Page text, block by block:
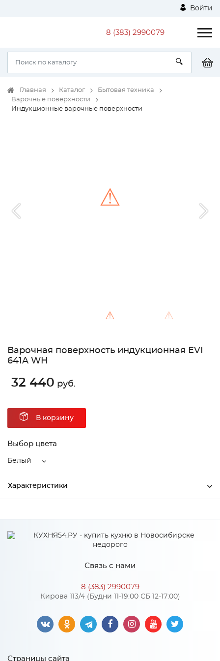
Войти
8 (383) 2990079
Главная Каталог
Бытовая техника
Варочные поверхности
Индукционные варочные поверхности
⚠ ⚠
⚠
Варочная поверхность индукционная EVI
641A WH
32 440 руб.
В корзину
Выбор цвета
Белый
Характеристики
Высота 590
Белый
Особенности
Сенсорное, слайдер, таймер, кнопка блокировки панели,
Связь с нами
8 (383) 2990079
Кирова 113/4 (Будни 11-19:00 СБ 12-17:00)
Страницы сайта